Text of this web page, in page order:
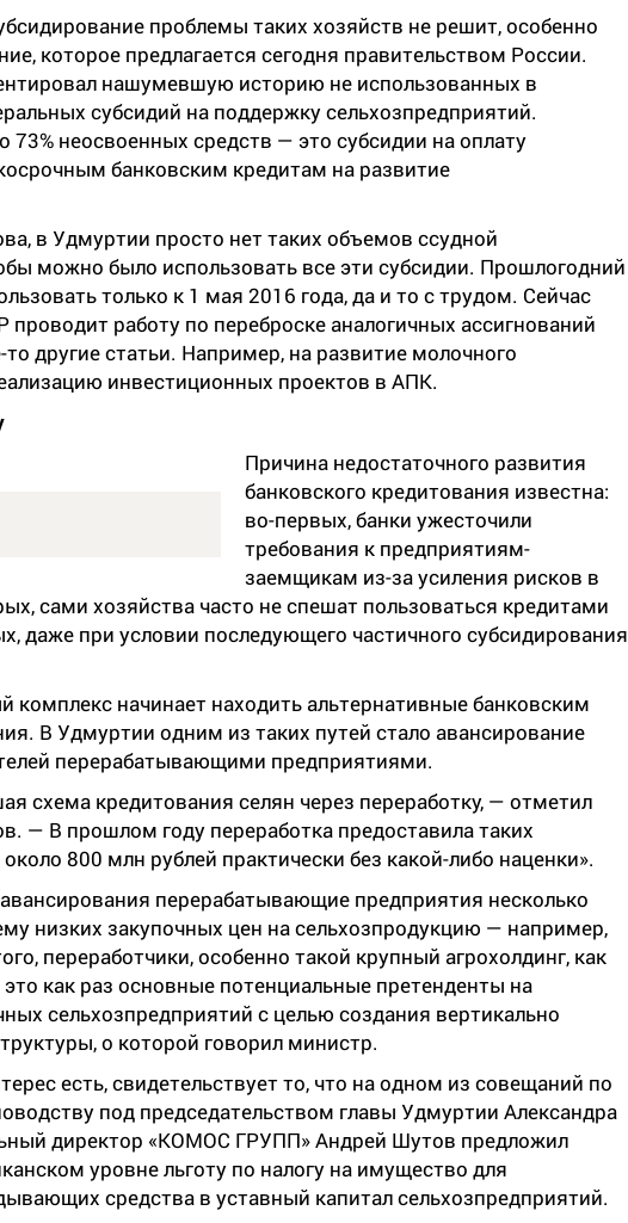
проблемы таких хозяйств не решит, особенно
которое предлагается сегодня правительством России.
нашумевшую историю не использованных в
субсидий на поддержку сельхозпредприятий.
73% неосвоенных средств — это субсидии на оплату
банковским кредитам на развитие
в Удмуртии просто нет таких объемов ссудной
можно было использовать все эти субсидии. Прошлогодний
только к 1 мая 2016 года, да и то с трудом. Сейчас
работу по переброске аналогичных ассигнований
то другие статьи. Например, на развитие молочного
инвестиционных проектов в АПК.
Причина недостаточного развития
банковского кредитования известна:
во-первых, банки ужесточили
требования к предприятиям-
заемщикам из-за усиления рисков в
сами хозяйства часто не спешат пользоваться кредитами
даже при условии последующего частичного субсидирования
начинает находить альтернативные банковским
В Удмуртии одним из таких путей стало авансирование
перерабатывающими предприятиями.
схема кредитования селян через переработку, — отметил
— В прошлом году переработка предоставила таких
800 млн рублей практически без какой-либо наценки».
перерабатывающие предприятия несколько
низких закупочных цен на сельхозпродукцию — например,
переработчики, особенно такой крупный агрохолдинг, как
как раз основные потенциальные претенденты на
сельхозпредприятий с целью создания вертикально
о которой говорил министр.
есть, свидетельствует то, что на одном из совещаний по
под председательством главы Удмуртии Александра
директор «КОМОС ГРУПП» Андрей Шутов предложил
уровне льготу по налогу на имущество для
средства в уставный капитал сельхозпредприятий.